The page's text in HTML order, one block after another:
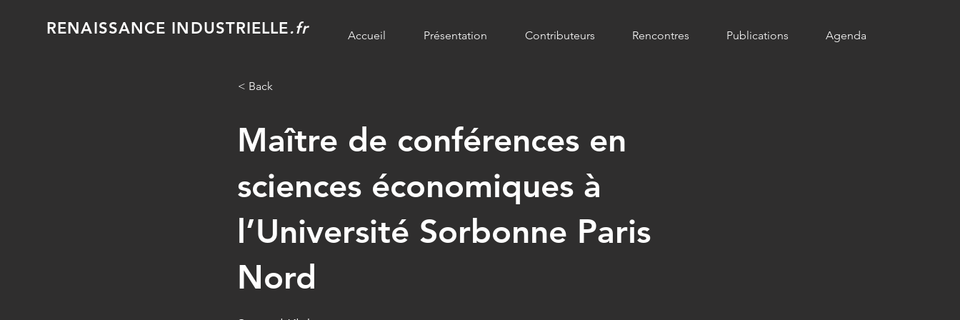
RENAISSANCE INDUSTRIELLE.fr Accueil Présentation Contributeurs Rencontres Publications Agenda
< Back
Maître de conférences en
sciences économiques à
l’Université Sorbonne Paris
Nord